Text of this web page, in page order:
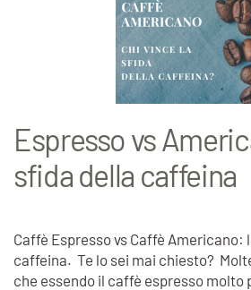
Espresso vs
sfida della caffeina
Caffè Espresso vs Caffè Americano:
caffeina. Te lo sei mai chiesto?
che essendo il caffè espresso